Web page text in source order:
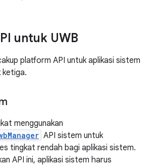
untuk UWB
platform API untuk aplikasi sistem
ketiga.
menggunakan
API sistem untuk
tingkat rendah bagi aplikasi sistem.
API ini, aplikasi sistem harus